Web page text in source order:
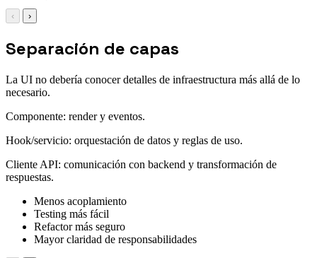
‹ ›
Separación de capas
La UI no debería conocer detalles de infraestructura más allá de lo
necesario.
Componente: render y eventos.
Hook/servicio: orquestación de datos y reglas de uso.
Cliente API: comunicación con backend y transformación de
respuestas.
Menos acoplamiento
Testing más fácil
Refactor más seguro
Mayor claridad de responsabilidades